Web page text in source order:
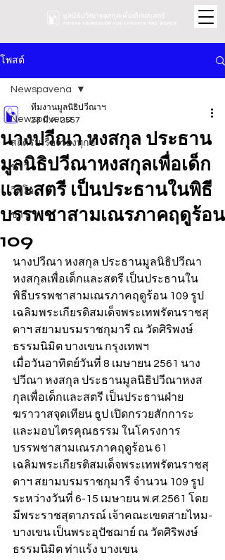
โพสต์
Newspavena
สถิติรับเรื่องร้องทุกข์
ข่าว
วิดีโอ
ข่าว
Newspavena
นางปวีณา หงสกุล ประธาน
มูลนิธิปวีณาหงสกุลเพื่อเด็ก
และสตรี เป็นประธานในพิธี
บรรพชาสามเณรภาคฤดูร้อน
109
ทีมงานมูลนิธิปวีณาฯ
23 มี.ค. 2557
นางปวีณา หงสกุล ประธานมูลนิธิปวีณา
หงสกุลเพื่อเด็กและสตรี เป็นประธานใน
พิธีบรรพชาสามเณรภาคฤดูร้อน 109 รูป
เฉลิมพระเกียรติสมเด็จพระเทพรัตนราชสุ
ดาฯ สยามบรมราชกุมารี ณ วัดศิริพงษ์
ธรรมนิมิต บางเขน กรุงเทพฯ
เมื่อวันอาทิตย์วันที่ 8 เมษายน 2561 นาง
ปวีณา หงสกุล ประธานมูลนิธิปวีณาหงส
กุลเพื่อเด็กและสตรี เป็นประธานฝ่าย
ฆราวาสจุดเทียน ธูป เปิดกรวยสักการะ
และมอบไตรคุณธรรม ในโครงการ
บรรพชาสามเณรภาคฤดูร้อน 61
เฉลิมพระเกียรติสมเด็จพระเทพรัตนราชสุ
ดาฯ สยามบรมราชกุมารี จำนวน 109 รูป
ระหว่างวันที่ 6-15 เมษายน พ.ศ.2561 โดย
มีพระราชสุตาภรณ์ เจ้าคณะเขตสายไหม-
บางเขน เป็นพระอุปัชฌาย์ ณ วัดศิริพงษ์
ธรรมนิมิต ท่าแร้ง บางเขน